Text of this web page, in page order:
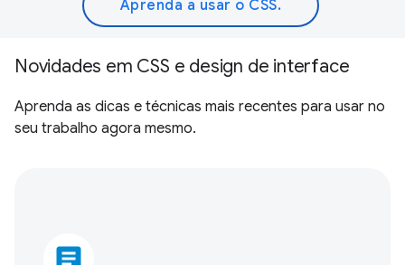
Aprenda a usar o CSS.
Novidades em CSS e design de interface
Aprenda as dicas e técnicas mais recentes para usar no
seu trabalho agora mesmo.